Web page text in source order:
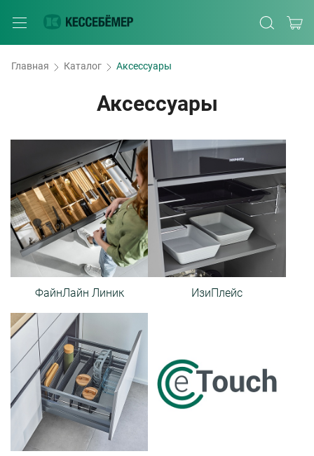
Главная Каталог Аксессуары
Аксессуары
ФайнЛайн Линик ИзиПлейс